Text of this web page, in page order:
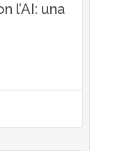
l’AI: una